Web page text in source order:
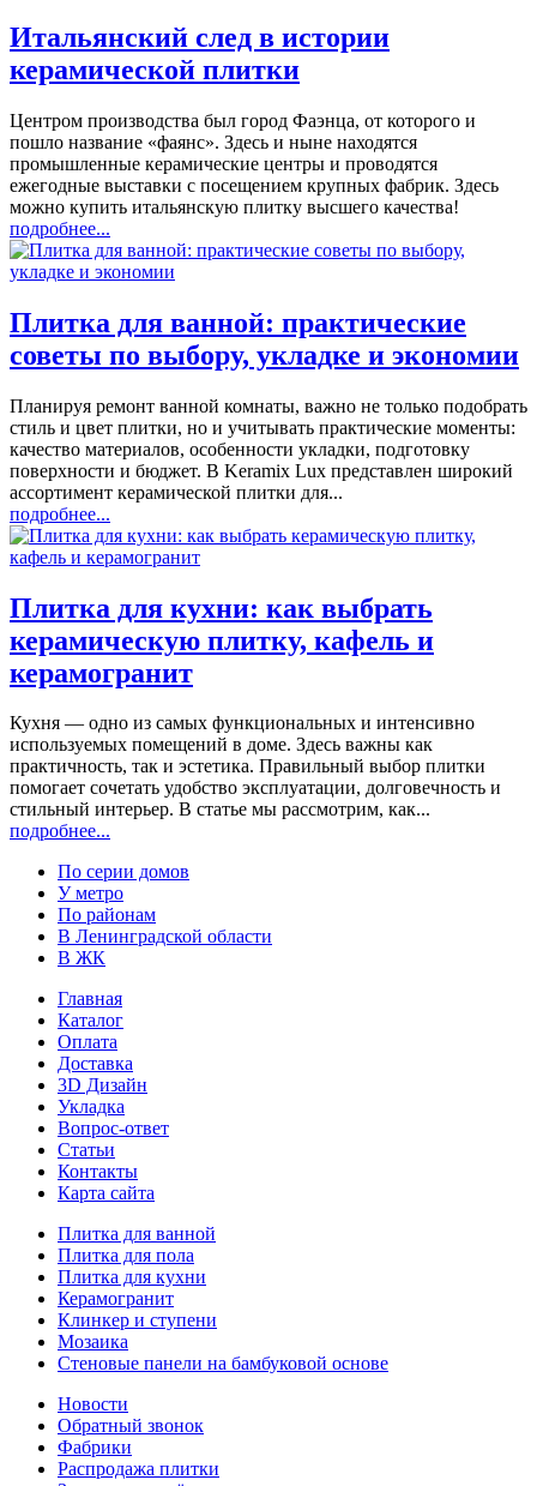
Итальянский след в истории
керамической плитки
Центром производства был город Фаэнца, от которого и
пошло название «фаянс». Здесь и ныне находятся
промышленные керамические центры и проводятся
ежегодные выставки с посещением крупных фабрик. Здесь
можно купить итальянскую плитку высшего качества!
подробнее...
Плитка для ванной: практические
советы по выбору, укладке и экономии
Планируя ремонт ванной комнаты, важно не только подобрать
стиль и цвет плитки, но и учитывать практические моменты:
качество материалов, особенности укладки, подготовку
поверхности и бюджет. В Keramix Lux представлен широкий
ассортимент керамической плитки для...
подробнее...
Плитка для кухни: как выбрать
керамическую плитку, кафель и
керамогранит
Кухня — одно из самых функциональных и интенсивно
используемых помещений в доме. Здесь важны как
практичность, так и эстетика. Правильный выбор плитки
помогает сочетать удобство эксплуатации, долговечность и
стильный интерьер. В статье мы рассмотрим, как...
подробнее...
По серии домов
У метро
По районам
В Ленинградской области
В ЖК
Главная
Каталог
Оплата
Доставка
3D Дизайн
Укладка
Вопрос-ответ
Статьи
Контакты
Карта сайта
Плитка для ванной
Плитка для пола
Плитка для кухни
Керамогранит
Клинкер и ступени
Мозаика
Стеновые панели на бамбуковой основе
Новости
Обратный звонок
Фабрики
Распродажа плитки